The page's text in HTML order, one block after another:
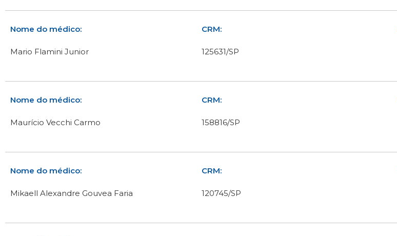
Nome do médico:
Mario Flamini Junior
CRM:
125631/SP
Nome do médico:
Maurício Vecchi Carmo
CRM:
158816/SP
Nome do médico:
Mikaell Alexandre Gouvea Faria
CRM:
120745/SP